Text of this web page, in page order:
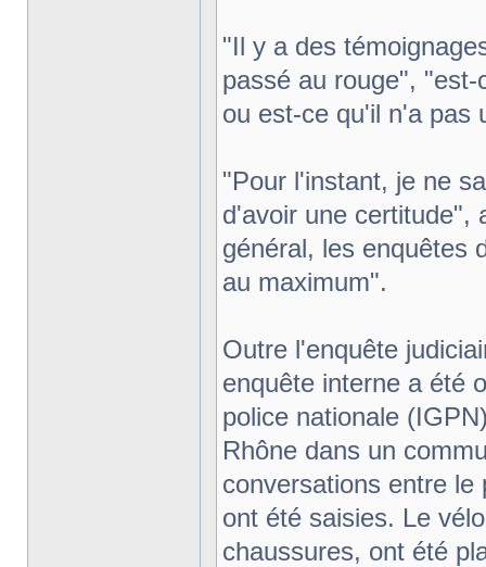
"Il y a des
passé au rouge",
ou est-ce qu'il n'a pas
"Pour l'instant, je ne
d'avoir une certitude",
général, les enquêtes
au maximum".
Outre l'enquête
enquête interne a été
police nationale
Rhône dans un
conversations entre le
ont été saisies. Le
chaussures, ont été